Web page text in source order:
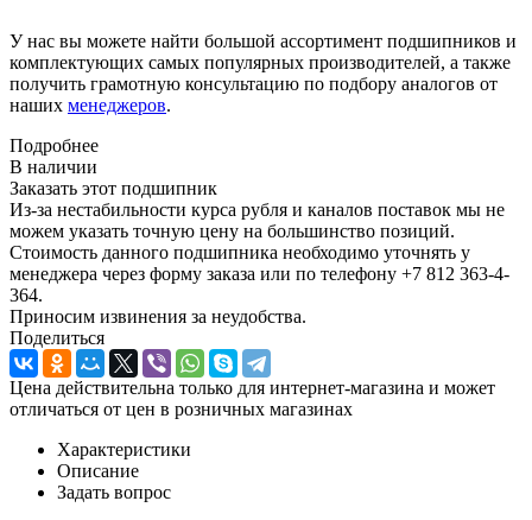
У нас вы можете найти большой ассортимент подшипников и
комплектующих самых популярных производителей, а также
получить грамотную консультацию по подбору аналогов от
наших менеджеров.
Подробнее
В наличии
Заказать этот подшипник
Из-за нестабильности курса рубля и каналов поставок мы не
можем указать точную цену на большинство позиций.
Стоимость данного подшипника необходимо уточнять у
менеджера через форму заказа или по телефону +7 812 363-4-
364.
Приносим извинения за неудобства.
Поделиться
Цена действительна только для интернет-магазина и может
отличаться от цен в розничных магазинах
Характеристики
Описание
Задать вопрос